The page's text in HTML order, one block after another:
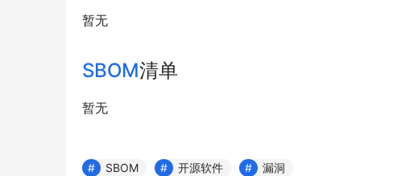
暂无
SBOM清单
暂无
SBOM 开源软件 漏洞